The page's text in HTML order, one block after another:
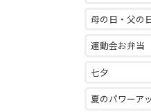
母の日・父の
運動会お弁当
七夕
夏のパワーア